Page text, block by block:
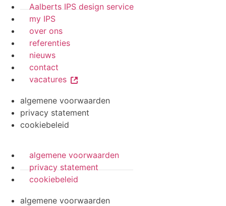
Aalberts IPS design service
my IPS
over ons
referenties
nieuws
contact
vacatures
algemene voorwaarden
privacy statement
cookiebeleid
algemene voorwaarden
privacy statement
cookiebeleid
algemene voorwaarden